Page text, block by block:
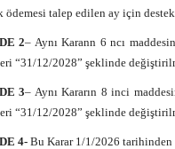
ödemesi talep edilen ay için
2– Aynı Karann 6 ncı
“31/12/2028” şeklinde
3– Aynı Kararın 8 inci
“31/12/2028” şeklinde
4-Bu Karar 1/1/2026 tarihinden